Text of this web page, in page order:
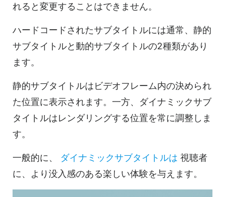
れると変更することはできません。
ハードコードされたサブタイトルには通常、静的
サブタイトルと動的サブタイトルの2種類があり
ます。
静的サブタイトルはビデオフレーム内の決められ
た位置に表示されます。一方、ダイナミックサブ
タイトルはレンダリングする位置を常に調整しま
す。
一般的に、 ダイナミックサブタイトルは 視聴者
に、より没入感のある楽しい体験を与えます。